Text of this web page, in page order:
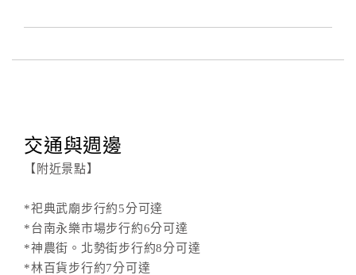
交通與週邊
【附近景點】
*祀典武廟步行約5分可達
*台南永樂市場步行約6分可達
*神農街。北勢街步行約8分可達
*林百貨步行約7分可達